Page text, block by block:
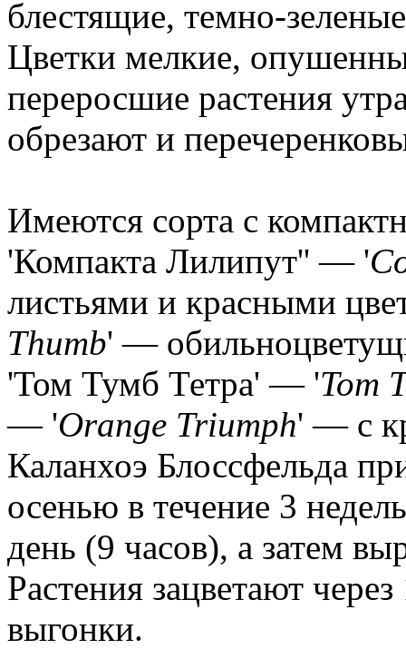
блестящие, темно-
Цветки мелкие,
переросшие растения
обрезают и
Имеются сорта с
'Компакта Лилипут'' — '
листьями и красными
Thumb' —
'Том Тумб Тетра' — 'Tom
— 'Orange Triumph' — с
Каланхоэ Блоссфельда
осенью в течение 3
день (9 часов), а затем
Растения зацветают
выгонки.